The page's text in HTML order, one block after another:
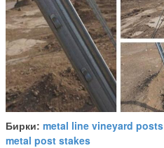
Бирки: metal line vineyard posts
metal post stakes